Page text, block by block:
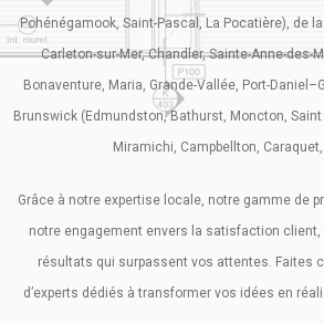
Pohénégamook, Saint-Pascal, La Pocatière), de
Carleton-sur-Mer, Chandler, Sainte-Anne-des-
Bonaventure, Maria, Grande-Vallée, Port-
Brunswick (Edmundston, Bathurst, Moncton, Saint
Miramichi, Campbellton,
Grâce à notre expertise locale, notre gamme de
notre engagement envers la satisfaction
résultats qui surpassent vos attentes. Faites
d’experts dédiés à transformer vos idées en